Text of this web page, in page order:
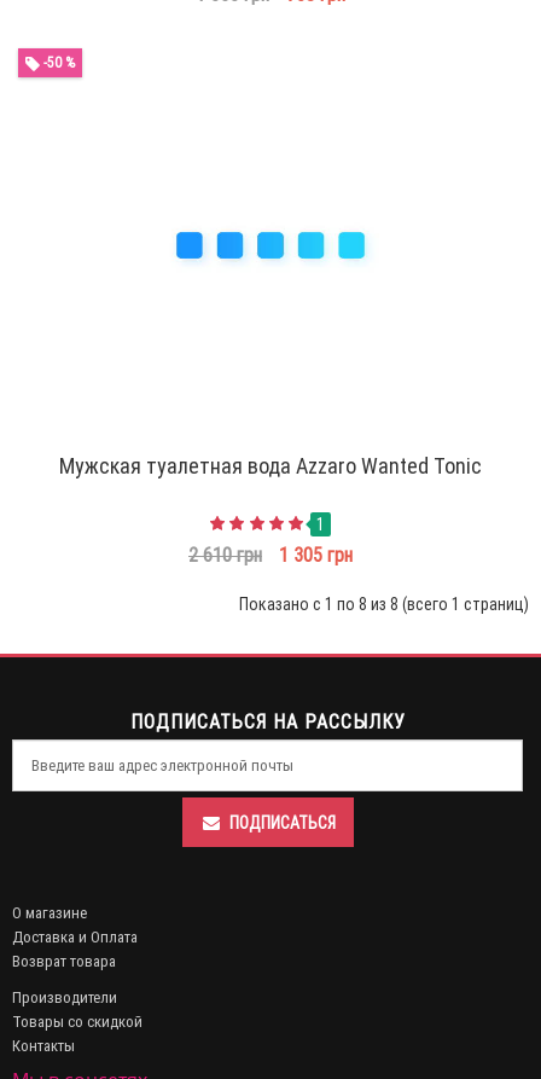
-50 %
Мужская туалетная вода Azzaro Wanted Tonic
1
2 610 грн 1 305 грн
Показано с 1 по 8 из 8 (всего 1 страниц)
ПОДПИСАТЬСЯ НА РАССЫЛКУ
ПОДПИСАТЬСЯ
О магазине
Доставка и Оплата
Возврат товара
Производители
Товары со скидкой
Контакты